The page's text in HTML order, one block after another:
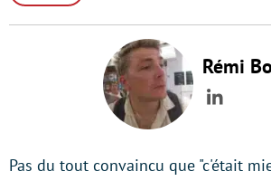
Rémi
Pas du tout convaincu que "c'était